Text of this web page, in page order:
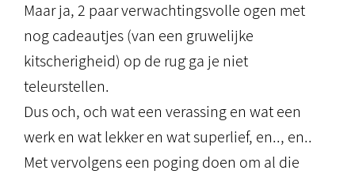
Maar ja, 2 paar verwachtingsvolle ogen met
nog cadeautjes (van een gruwelijke
kitscherigheid) op de rug ga je niet
teleurstellen.
Dus och, och wat een verassing en wat een
werk en wat lekker en wat superlief, en.., en..
Met vervolgens een poging doen om al die